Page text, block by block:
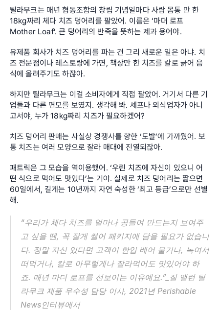
틸라무크는 매년 협동조합의 창립 기념일마다 사람 몸통 만 한
18kg짜리 체다 치즈 덩어리를 팔았어. 이름은 ‘마더 로프
Mother Loaf’. 큰 덩어리의 반죽을 뜻하는 제과 용어야.
유제품 회사가 치즈 덩어리를 파는 건 그리 새로운 일은 아냐. 치
즈 전문점이나 레스토랑에 가면, 책상만 한 치즈를 칼로 긁어 음
식에 올려주기도 하잖아.
하지만 틸라무크는 이걸 소비자에게 직접 팔았어. 거기서 다른 기
업들과 다른 면모를 보였지. 생각해 봐. 셰프나 외식업자가 아니
고서야, 누가 18kg짜리 치즈가 필요하겠어?
치즈 덩어리 판매는 사실상 경쟁사를 향한 ‘도발’에 가까웠어. 보
통 치즈는 여러 모양으로 잘라 매대에 진열되잖아.
패트릭은 그 모습을 역이용했어. ‘우린 치즈에 자신이 있으니 어
떤 식으로 먹어도 맛있다’는 거야. 실제로 치즈 덩어리는 짧으면
60일에서, 길게는 10년까지 자연 숙성한 ‘최고 등급’으로만 선별
해.
“우리가 체다 치즈를 얼마나 공들여 만드는지 보여주
고 싶을 땐, 꼭 잘게 썰어 패키지에 담을 필요가 없습니
다. 정말 자신 있다면 고객이 한입 베어 물거나, 녹여서
떠먹거나, 칼로 아무렇게나 잘라먹어도 맛있어야 하
죠. 매년 마더 로프를 선보이는 이유예요.”_질 앨런 틸
라무크 제품 우수성 담당 이사, 2021년 Perishable
News인터뷰에서